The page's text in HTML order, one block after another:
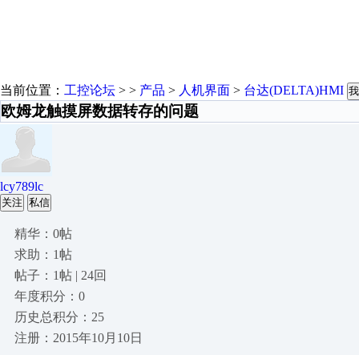
当前位置： 工控论坛 > > 产品 > 人机界面 > 台达(DELTA)HMI
欧姆龙触摸屏数据转存的问题
lcy789lc
关注 私信
精华：0帖
求助：1帖
帖子：1帖 | 24回
年度积分：0
历史总积分：25
注册：2015年10月10日